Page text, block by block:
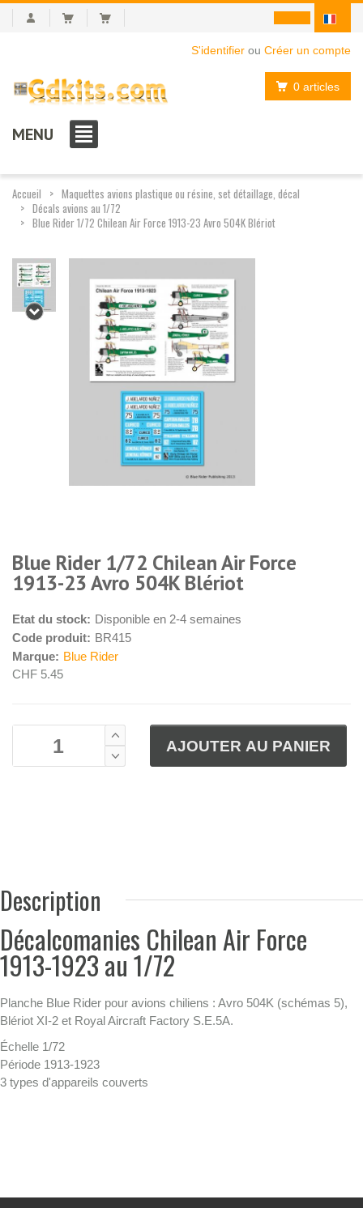
S'identifier ou Créer un compte
0 articles
MENU
Accueil
Maquettes avions plastique ou résine, set détaillage, décal
Décals avions au 1/72
Blue Rider 1/72 Chilean Air Force 1913-23 Avro 504K Blériot
Blue Rider 1/72 Chilean Air Force
1913-23 Avro 504K Blériot
Etat du stock: Disponible en 2-4 semaines
Code produit: BR415
Marque: Blue Rider
CHF 5.45
Description
Décalcomanies Chilean Air Force
1913-1923 au 1/72
Planche Blue Rider pour avions chiliens : Avro 504K (schémas 5),
Blériot XI-2 et Royal Aircraft Factory S.E.5A.
Échelle 1/72
Période 1913-1923
3 types d'appareils couverts